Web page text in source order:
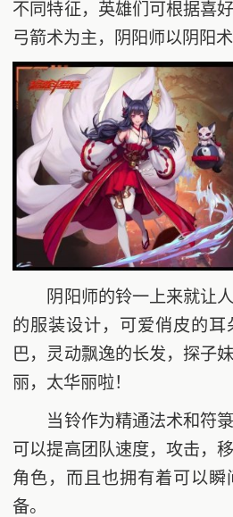
不同特征，英雄们可根据喜
弓箭术为主，阴阳师以阴阳术
阴阳师的铃一上来就让人
的服装设计，可爱俏皮的耳
巴，灵动飘逸的长发，探
丽，太华丽啦！
当铃作为精通法术和符箓
可以提高团队速度，攻击，
角色，而且也拥有着可以
备。